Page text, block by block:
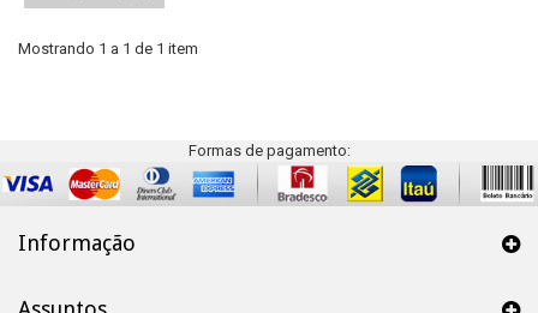
Mostrando 1 a 1 de 1 item
Formas de pagamento:
Informação